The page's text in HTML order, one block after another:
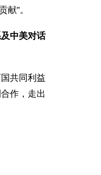
”。
中美对话
共同利益
作，走出